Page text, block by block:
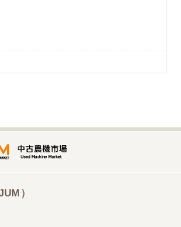
ステージ
モータース
エス・エンタープライズ
）